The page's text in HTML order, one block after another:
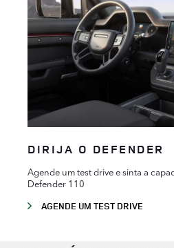
DIRIJA O DEFENDER
Agende um test drive e sinta a
Defender 110
AGENDE UM TEST DRIVE